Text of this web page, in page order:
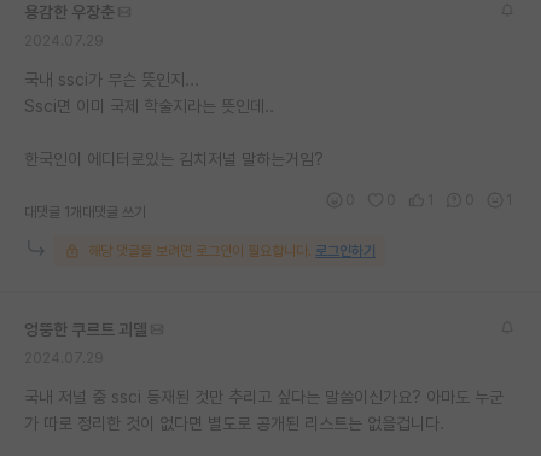
용감한 우장춘
국내 ssci가 무슨 뜻인지...
Ssci면 이미 국제 학술지라는 뜻인데..
한국인이 에디터로있는 김치저널 말하는거임?
대댓글 1개 대댓글 쓰기
해당 댓글을 보려면 로그인이 필요합니다. 로그인하기
엉뚱한 쿠르트 괴델
국내 저널 중 ssci 등재된 것만 추리고 싶다는 말씀이신가요? 아마도 누군
가 따로 정리한 것이 없다면 별도로 공개된 리스트는 없을겁니다.